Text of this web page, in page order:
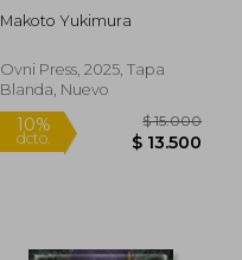
Makoto Yukimura
Ovni Press, 2025, Tapa
Blanda, Nuevo